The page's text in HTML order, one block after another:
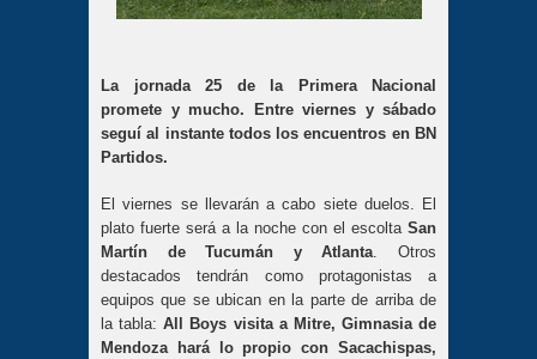
La jornada 25 de la Primera Nacional
promete y mucho. Entre viernes y sábado
seguí al instante todos los encuentros en BN
Partidos.
El viernes se llevarán a cabo siete duelos. El
plato fuerte será a la noche con el escolta San
Martín de Tucumán y Atlanta. Otros
destacados tendrán como protagonistas a
equipos que se ubican en la parte de arriba de
la tabla:All Boys visita a Mitre, Gimnasia de
Mendoza hará lo propio con Sacachispas,